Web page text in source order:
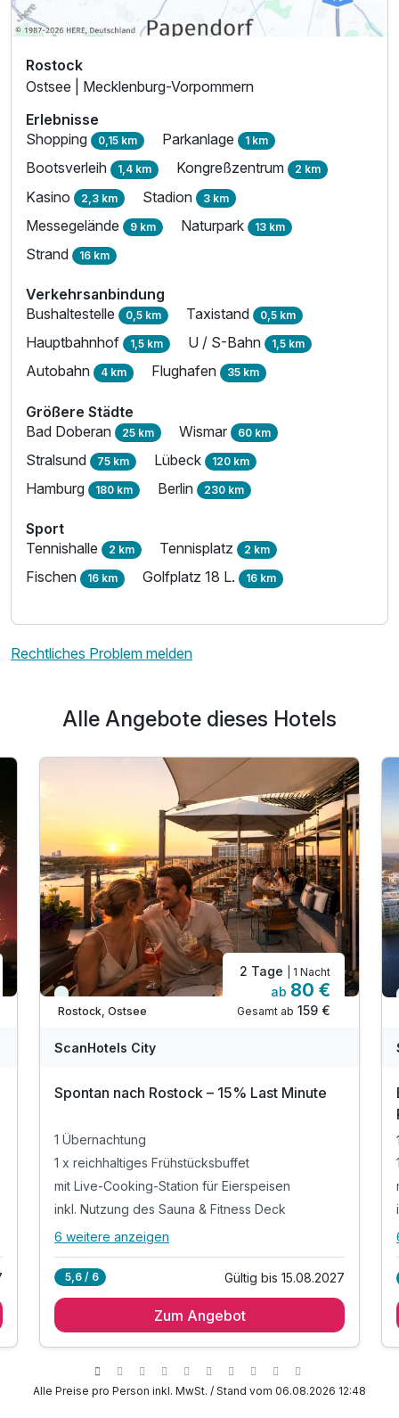
Rostock
Ostsee | Mecklenburg-Vorpommern
Erlebnisse
Shopping 0,15 km Parkanlage 1 km
Bootsverleih 1,4 km Kongreßzentrum 2 km
Kasino 2,3 km Stadion 3 km
Messegelände 9 km Naturpark 13 km
Strand 16 km
Verkehrsanbindung
Bushaltestelle 0,5 km Taxistand 0,5 km
Hauptbahnhof 1,5 km U / S-Bahn 1,5 km
Autobahn 4 km Flughafen 35 km
Größere Städte
Bad Doberan 25 km Wismar 60 km
Stralsund 75 km Lübeck 120 km
Hamburg 180 km Berlin 230 km
Sport
Tennishalle 2 km Tennisplatz 2 km
Fischen 16 km Golfplatz 18 L. 16 km
Rechtliches Problem melden
Alle Angebote dieses Hotels
Immer verfügbar
Rostock, Ostsee
2 Tage | 1 Nacht
ab 80 €
Gesamt ab 159 €
ScanHotels City
Spontan nach Rostock – 15% Last Minute
1 Übernachtung
1 x reichhaltiges Frühstücksbuffet
mit Live-Cooking-Station für Eierspeisen
inkl. Nutzung des Sauna & Fitness Deck
Alle Inklusivleistungen
1 x reichhaltiges Frühstücksbuffet
mit finnischer Sauna, Heusauna, Dampfbad
6 weitere anzeigen
5,6 / 6 Gültig bis 15.08.2027
Zum Angebot
Alle Preise pro Person inkl. MwSt. / Stand vom 06.08.2026 12:48